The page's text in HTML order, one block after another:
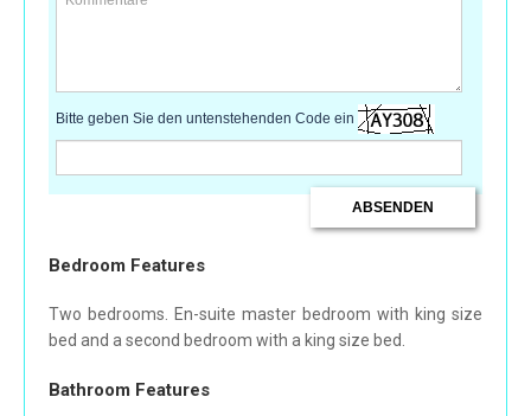
Bitte geben Sie den untenstehenden Code ein
Bedroom Features
Two bedrooms. En-suite master bedroom with king size
bed and a second bedroom with a king size bed.
Bathroom Features